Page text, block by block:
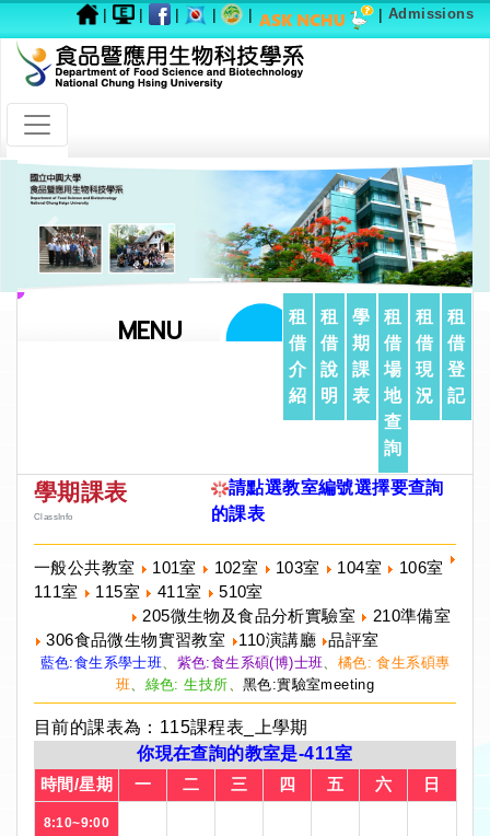
| | | | | | Admissions
Previous Next
MENU
租
借
介
紹
租
借
說
明
學
期
課
表
租
借
場
地
查
詢
租
借
現
況
租
借
登
記
學期課表
ClassInfo
請點選教室編號選擇要查詢
的課表
一般公共教室 101室 102室 103室 104室
106室
111室
115室 411室
510室
205微生物及食品分析實驗室
210準備室
306食品微生物實習教室
110演講廳 品評室
藍色:食生系學士班、 紫色:食生系碩(博)士班、 橘色: 食生系碩專
班、 綠色: 生技所、 黑色:實驗室meeting
目前的課表為：115課程表_上學期
你現在查詢的教室是-411室
時間/星期 一 二 三 四 五 六 日
8:10~9:00